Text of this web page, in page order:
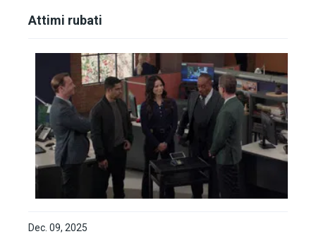
Attimi rubati
Dec. 09, 2025